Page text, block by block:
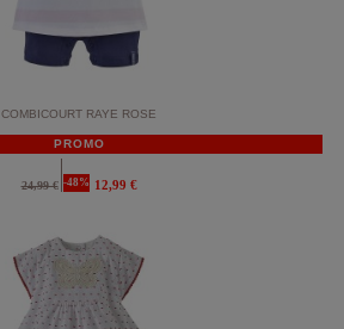
COMBICOURT RAYE ROSE
PROMO
24,99 € -48% 12,99 €